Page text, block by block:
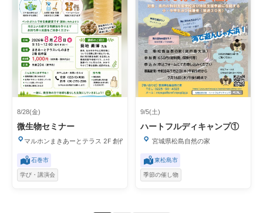
8/28(金)
微生物セミナー
マルホンまきあーとテラス 2F 創作室
石巻市
学び・講演会
9/5(土)
ハートフルディキャンプ①
宮城県松島自然の家
東松島市
季節の催し物